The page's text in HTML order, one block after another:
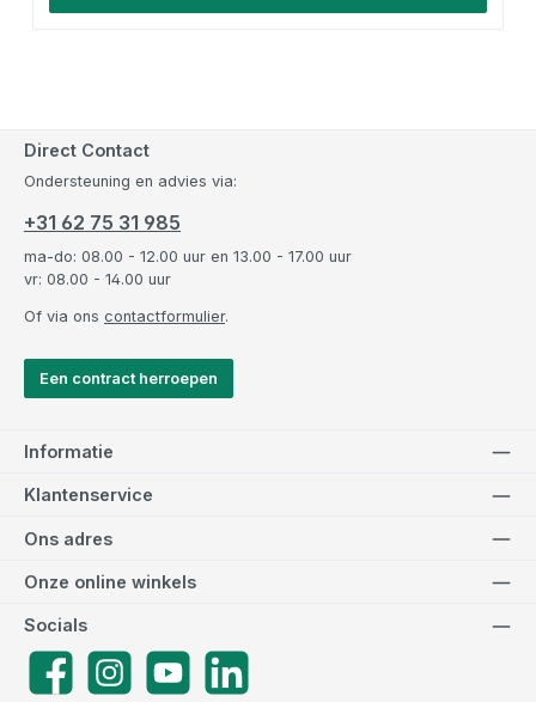
Direct Contact
Ondersteuning en advies via:
+31 62 75 31 985
ma-do: 08.00 - 12.00 uur en 13.00 - 17.00 uur
vr: 08.00 - 14.00 uur
Of via ons contactformulier.
Een contract herroepen
Informatie
Klantenservice
Ons adres
Socials
FacebookInstagramYouTube
Onze online winkels